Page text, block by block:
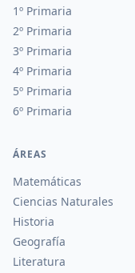
1º Primaria
2º Primaria
3º Primaria
4º Primaria
5º Primaria
6º Primaria
ÁREAS
Matemáticas
Ciencias Naturales
Historia
Geografía
Literatura